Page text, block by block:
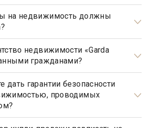
на недвижимость должны
право собственности
свидетельство о государственной
а также правоустанавливающие
договор купли-продажи, мены,
собственность (приватизации),
на наследство (по закону, по
суда и пр.).
недвижимости «Garda
гражданами?
недвижимости, работает с
не резидентами РФ.
гарантии безопасности
проводимых
недвижимости осуществляет